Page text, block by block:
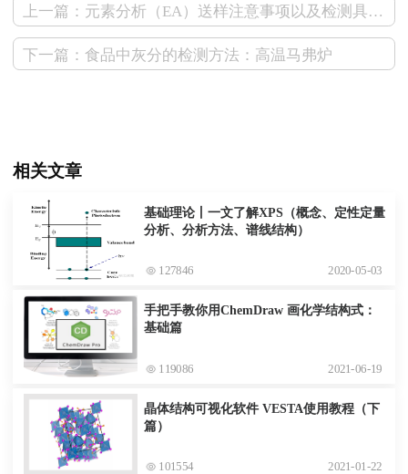
上一篇：元素分析（EA）送样注意事项以及检测具体过程
下一篇：食品中灰分的检测方法：高温马弗炉
相关文章
基础理论丨一文了解XPS（概念、定性定量
分析、分析方法、谱线结构）
127846 2020-05-03
手把手教你用ChemDraw 画化学结构式：
基础篇
119086 2021-06-19
晶体结构可视化软件 VESTA使用教程（下
篇）
101554 2021-01-22